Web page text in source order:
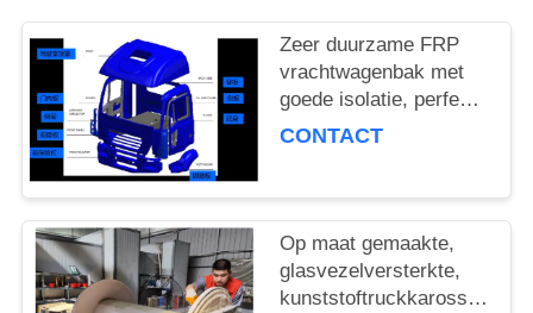
Zeer duurzame FRP
vrachtwagenbak met
goede isolatie, perfect
voor de logistieke en
CONTACT
Op maat gemaakte,
glasvezelversterkte,
kunststoftruckkarosserie